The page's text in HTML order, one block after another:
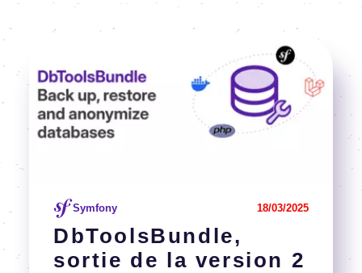
DbTools­Bundle,
sortie de la version 2
Symfony 18/03/2025
Image